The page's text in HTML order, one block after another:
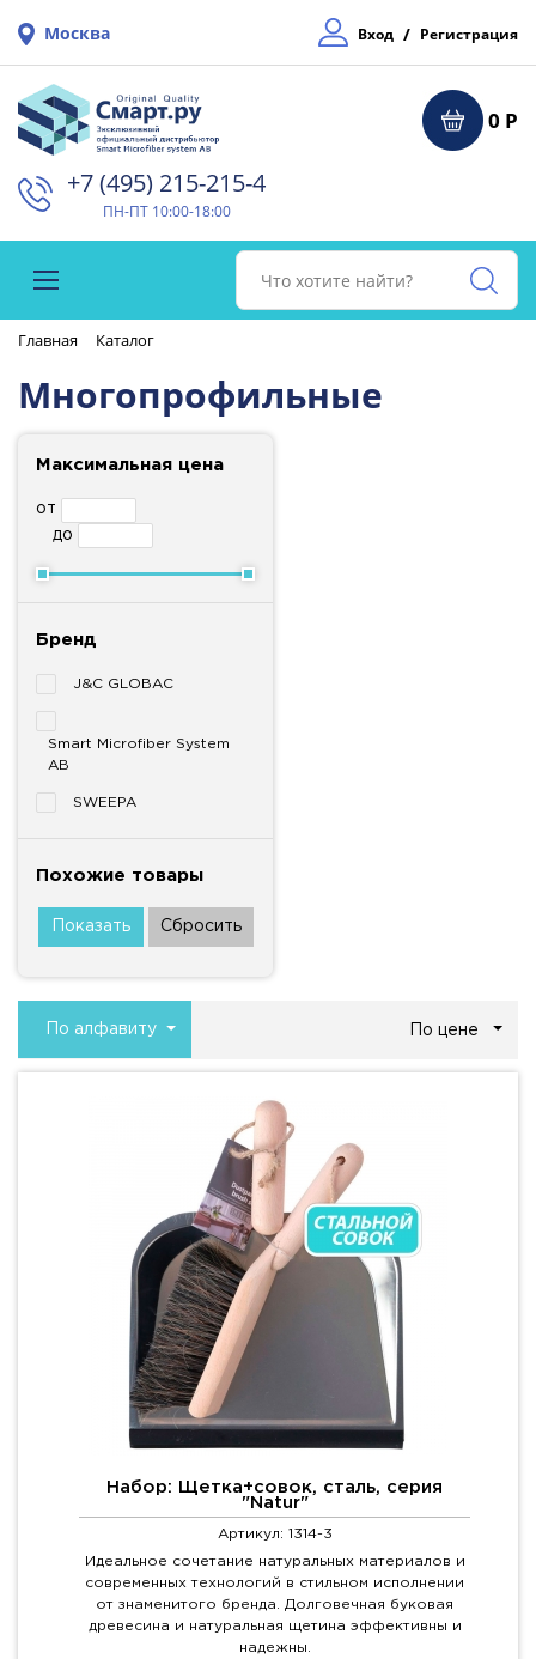
Москва Вход / Регистрация
0 Р
+7 (495) 215-215-4⁠
ПН-ПТ 10:00-18:00
Главная Каталог
Многопрофильные
Максимальная цена
от
до
Бренд
J&C GLOBAC
Smart Microfiber System
AB
SWEEPA
Похожие товары
По алфавиту По цене
Набор: Щетка+совок, сталь, серия
"Natur"
Артикул: 1314-3
Идеальное сочетание натуральных материалов и
современных технологий в стильном исполнении
от знаменитого бренда. Долговечная буковая
древесина и натуральная щетина эффективны и
надежны.